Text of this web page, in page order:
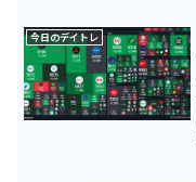
今日のデイトレ